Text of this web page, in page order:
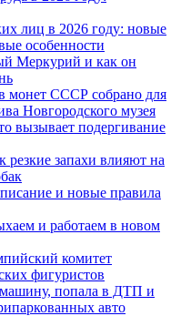
лиц в 2026 году: новые
особенности
Меркурий и как он
монет СССР собрано для
Новгородского музея
вызывает подергивание
резкие запахи влияют на
и новые правила
и работаем в новом
комитет
фигуристов
машину, попала в ДТП и
авто